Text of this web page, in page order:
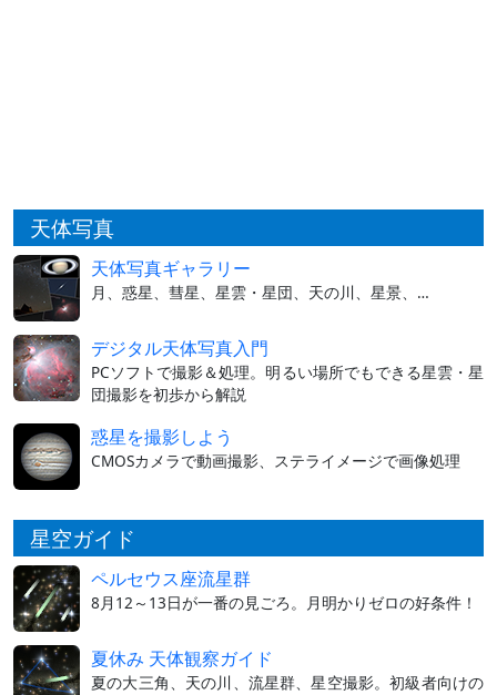
天体写真
天体写真ギャラリー
月、惑星、彗星、星雲・星団、天の川、星景、…
デジタル天体写真入門
PCソフトで撮影＆処理。明るい場所でもできる星雲・星
団撮影を初歩から解説
惑星を撮影しよう
CMOSカメラで動画撮影、ステライメージで画像処理
星空ガイド
ペルセウス座流星群
8月12～13日が一番の見ごろ。月明かりゼロの好条件！
夏休み 天体観察ガイド
夏の大三角、天の川、流星群、星空撮影。初級者向けの